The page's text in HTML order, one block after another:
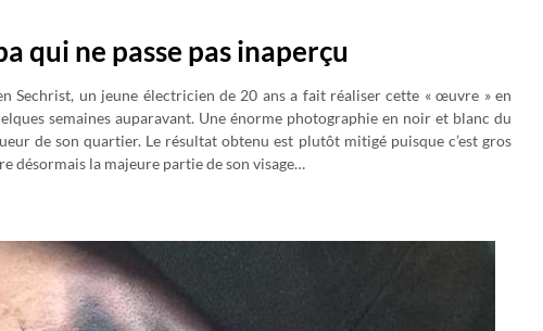
qui ne passe pas inaperçu
Sechrist, un jeune électricien de 20 ans a fait réaliser cette « œuvre » en
semaines auparavant. Une énorme photographie en noir et blanc du
de son quartier. Le résultat obtenu est plutôt mitigé puisque c’est gros
désormais la majeure partie de son visage…